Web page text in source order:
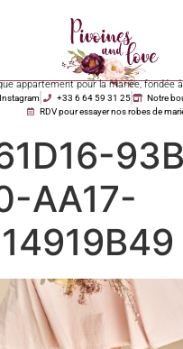
appartement pour la mariée, fondée
Instagram +33 6 64 59 31 25
Notre
RDV pour essayer nos robes de
AA17-